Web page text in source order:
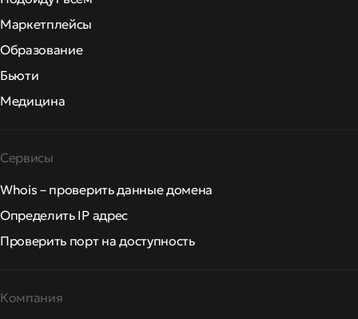
Маркетплейсы
Образование
Бьюти
Медицина
Сервисы
Whois – проверить данные домена
Определить IP адрес
Проверить порт на доступность
Компания